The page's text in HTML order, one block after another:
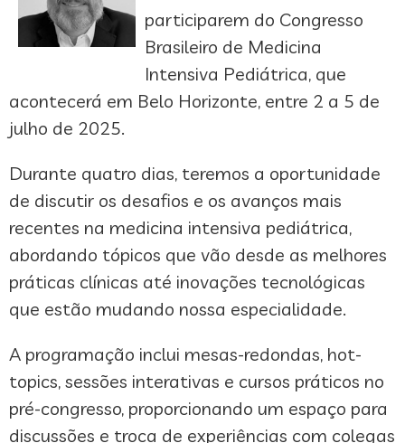
participarem do Congresso
Brasileiro de Medicina
Intensiva Pediátrica, que
acontecerá em Belo Horizonte, entre 2 a 5 de
julho de 2025.
Durante quatro dias, teremos a oportunidade
de discutir os desafios e os avanços mais
recentes na medicina intensiva pediátrica,
abordando tópicos que vão desde as melhores
práticas clínicas até inovações tecnológicas
que estão mudando nossa especialidade.
A programação inclui mesas-redondas, hot-
topics, sessões interativas e cursos práticos no
pré-congresso, proporcionando um espaço para
discussões e troca de experiências com colegas